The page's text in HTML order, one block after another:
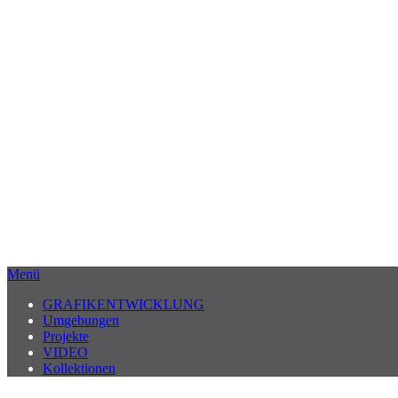
Menü
GRAFIKENTWICKLUNG
Umgebungen
Projekte
VIDEO
Kollektionen